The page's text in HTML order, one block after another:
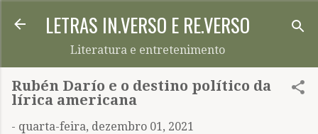
Pular para o conteúdo principal
LETRAS IN.VERSO E RE.VERSO
Literatura e entretenimento
Rubén Darío e o destino político da
lírica americana
- quarta-feira, dezembro 01, 2021